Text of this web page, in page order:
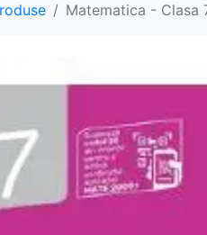
Matematica - Clasa